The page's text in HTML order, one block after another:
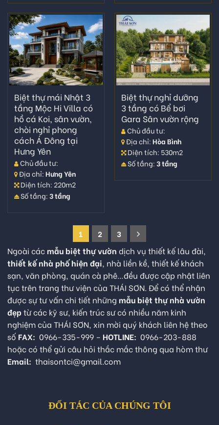
Biệt thự mái Nhật 3
tầng Mộc Hi Villa có
hồ cá Koi, sân vườn,
chòi nghỉ phong
cách Á Đông tại
Hưng Yên
Chủ đầu tư:
Địa chỉ: Hưng Yên
Diện tích: 220m2
Số tầng: 3 tầng
Biệt thự nghỉ dưỡng
3 tầng có Bể bơi
Gara Sân vườn rộng
Chủ đầu tư:
Địa chỉ: Hòa Bình
Diện tích: 530m2
Số tầng: 3 tầng
1 2 3
Ngoài các mẫu biệt thự vườn dịch vụ thiết kế lâu đài,
thiết kế nhà phố hiện đại, nhà liền kề, thiết kế khách
sạn, văn phòng, quán cà phê…đều được cập nhật liên
tục trên trang thư viện của THÁI SƠN. Để có thể nhận
được sự tư vấn chi tiết những mẫu biệt thự nhà vườn
đẹptừ các kỹ sư, kiến trúc sư có nhiều năm kinh
nghiệm của THÁI SƠN, xin mời quý khách liên hệ theo
số FAX: 0966-335-999 – HOTLINE: 0966-203-888
hoặc có thể gửi câu hỏi thắc mắc thông qua hòm thư
Email: thaisontci@gmail.com
ĐỐI TÁC CỦA CHÚNG TÔI